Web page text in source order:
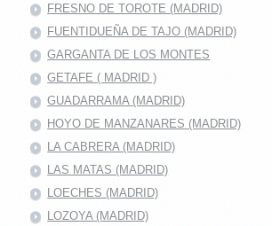
FRESNO DE TOROTE (MADRID)
FUENTIDUEÑA DE TAJO (MADRID)
GARGANTA DE LOS MONTES
GETAFE ( MADRID )
GUADARRAMA (MADRID)
HOYO DE MANZANARES (MADRID)
LA CABRERA (MADRID)
LAS MATAS (MADRID)
LOECHES (MADRID)
LOZOYA (MADRID)